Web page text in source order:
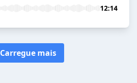
12:14
Carregue mais